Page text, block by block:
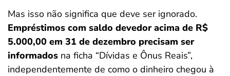
Mas isso não significa que deve ser ignorado.
Empréstimos com saldo devedor acima de R$
5.000,00 em 31 de dezembro precisam ser
informados na ficha “Dívidas e Ônus Reais”,
independentemente de como o dinheiro chegou à